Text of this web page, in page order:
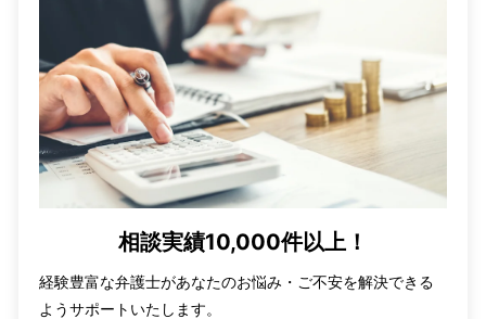
相談実績10,000件以上！
経験豊富な弁護士があなたのお悩み・ご不安を解決できる
ようサポートいたします。